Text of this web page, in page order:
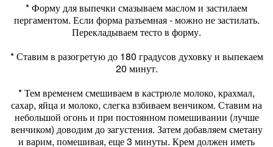
* Форму для выпечки смазываем маслом и застилаем
пергаментом. Если форма разъемная - можно не застилать.
Перекладываем тесто в форму.
* Ставим в разогретую до 180 градусов духовку и выпекаем
20 минут.
* Тем временем смешиваем в кастрюле молоко, крахмал,
сахар, яйца и молоко, слегка взбиваем венчиком. Ставим на
небольшой огонь и при постоянном помешивании (лучше
венчиком) доводим до загустения. Затем добавляем сметану
и варим, помешивая, еще 3 минуты. Крем должен иметь